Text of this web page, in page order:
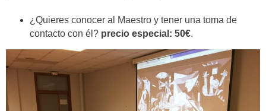
¿Quieres conocer al Maestro y tener una toma de
contacto con él? precio especial: 50€.